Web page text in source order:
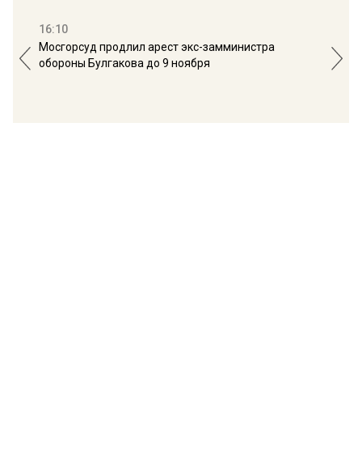
16:10
Мосгорсуд продлил арест экс-замминистра
обороны Булгакова до 9 ноября